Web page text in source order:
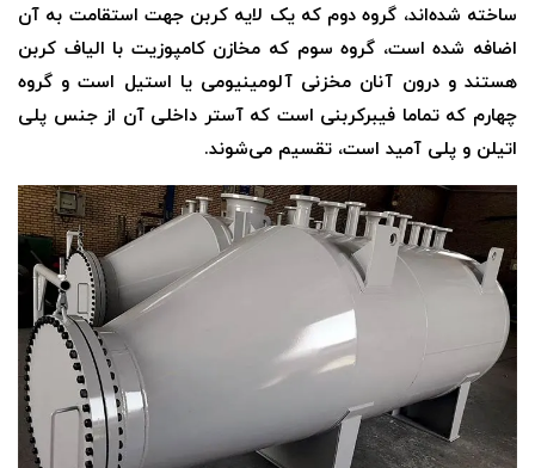
ساخته شده‌اند، گروه دوم که یک لایه کربن جهت استقامت به آن
اضافه شده است، گروه سوم که مخازن کامپوزیت با الیاف کربن
هستند و درون آنان مخزنی آلومینیومی یا استیل است و گروه
چهارم که تماما فیبرکربنی است که آستر داخلی آن از جنس پلی
اتیلن و پلی آمید است، تقسیم می‌شوند.